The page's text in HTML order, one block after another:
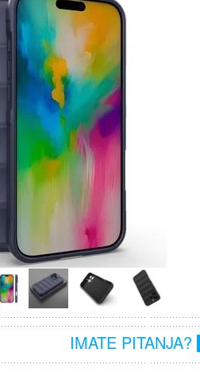
IMATE PITANJA?